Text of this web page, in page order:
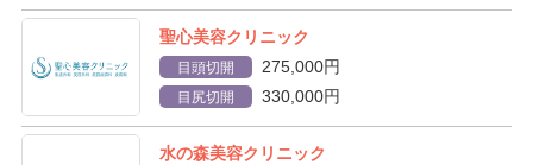
聖心美容クリニック
目頭切開 275,000円
目尻切開 330,000円
水の森美容クリニック